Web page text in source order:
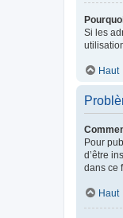
Si les
Haut
Pour
d’être
dans ce
Haut